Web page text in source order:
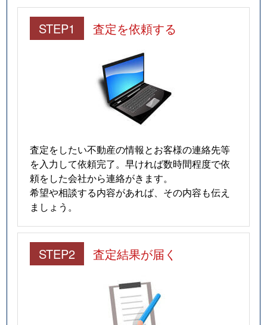
STEP1 査定を依頼する
査定をしたい不動産の情報とお客様の連絡先等
を入力して依頼完了。早ければ数時間程度で依
頼をした会社から連絡がきます。
希望や相談する内容があれば、その内容も伝え
ましょう。
STEP2 査定結果が届く